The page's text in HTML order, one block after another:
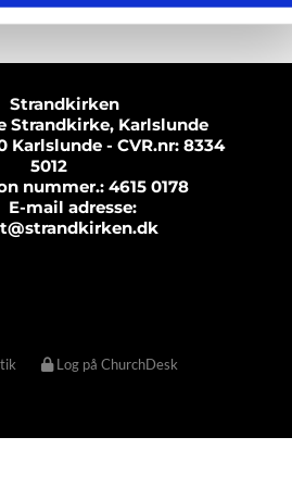
Strandkirken
Strandkirke, Karlslunde
Karlslunde - CVR.nr: 8334
5012
nummer.: 4615 0178
mail adresse:
Log på ChurchDesk